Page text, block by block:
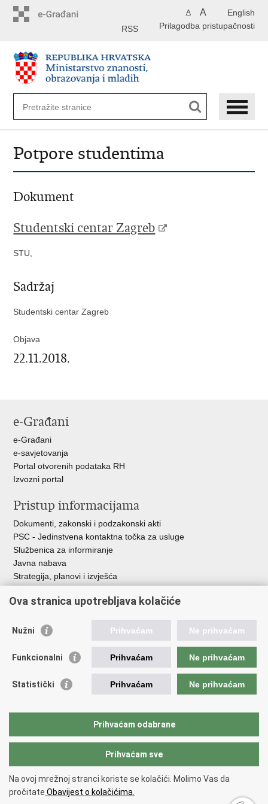
English
A A
Prilagodba pristupačnosti
RSS
Potpore studentima
Dokument
Studentski centar Zagreb
STU,
Sadržaj
Studentski centar Zagreb
Objava
22.11.2018.
e-Građani
e-Građani
e-savjetovanja
Portal otvorenih podataka RH
Izvozni portal
Pristup informacijama
Dokumenti, zakonski i podzakonski akti
PSC - Jedinstvena kontaktna točka za usluge
Službenica za informiranje
Javna nabava
Strategija, planovi i izvješća
Korisne poveznice
Vlada RH
ASOO
CARNET
Copyright © 2026 Ministarstvo znanosti, obrazovanja i mladih.
korištenjaIzjava o pristupačnosti
Ova stranica upotrebljava kolačiće
Nužni Prihvaćam Ne prihvaćam
Funkcionalni Prihvaćam Ne prihvaćam
Statistički Prihvaćam Ne prihvaćam
Prihvaćam odabrane
Prihvaćam sve
Na ovoj mrežnoj stranci koriste se kolačići. Molimo Vas da
pročitate Obavijest o kolačićima.